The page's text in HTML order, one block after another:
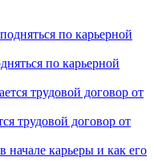
по карьерной
трудовой договор от